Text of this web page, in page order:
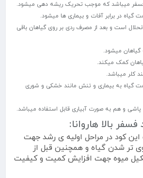
فسفر میباشد که موجب تحریک ریشه دهی میشود.
گیاه در برابر آفات و بیماری ها میشود.
انحلال است و بعد از مصرف ردی بر روی گیاهان باقی
میشود.
کمک میکند.
کلر میباشد.
گیاه به بیماری و تنش مانند خشکی و شوری
و هم به صورت آبیاری قابل استفاده میباشد.
بالا هاروانا:
کود در مراحل اولیه ی رشد جهت
تر شدن گیاه و همچنین قبل از
میوه جهت افزایش کمیت و کیفیت